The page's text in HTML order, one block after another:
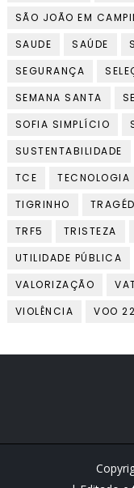
SÃO JOÃO EM
SAUDE
SAÚDE
SEGURANÇA
SEMANA SANTA
SOFIA SIMPLÍCIO
SUSTENTABILIDADE
TCE
TECNOLOGIA
TIGRINHO
TRF5
TRISTEZA
UTILIDADE PÚBLICA
VALORIZAÇÃO
VIOLÊNCIA
VOO